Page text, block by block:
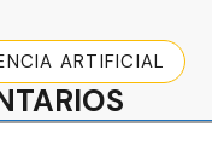
ARTIFICIAL